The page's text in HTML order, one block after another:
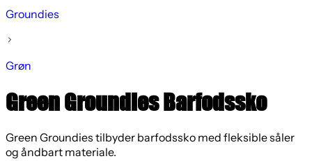
Groundies
Grøn
Green Groundies Barfodssko
Green Groundies tilbyder barfodssko med fleksible såler
og åndbart materiale.